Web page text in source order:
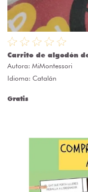
Carrito de algodón
Autora: MiMontessori
Idioma: Catalán
Gratis